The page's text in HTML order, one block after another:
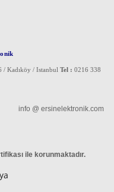
/ Kadıköy / Istanbul Tel : 0216 338
info @ ersinelektronik.com
ile korunmaktadır.